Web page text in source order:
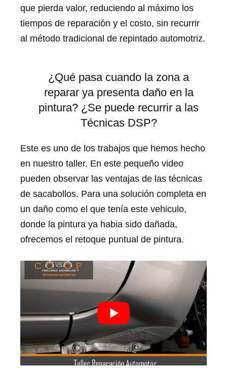
que pierda valor, reduciendo al máximo los
tiempos de reparación y el costo, sin recurrir
al método tradicional de repintado automotriz.
¿Qué pasa cuando la zona a
reparar ya presenta daño en la
pintura? ¿Se puede recurrir a las
Técnicas DSP?
Este es uno de los trabajos que hemos hecho
en nuestro taller. En este pequeño video
pueden observar las ventajas de las técnicas
de sacabollos. Para una solución completa en
un daño como el que tenía este vehiculo,
donde la pintura ya habia sido dañada,
ofrecemos el retoque puntual de pintura.